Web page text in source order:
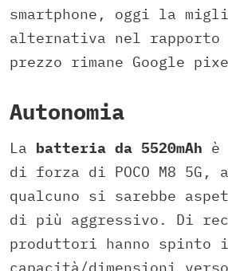
smartphone, oggi la
alternativa nel rapporto
prezzo rimane Google
Autonomia
La batteria da 5520mAh è
di forza di POCO M8 5G,
qualcuno si sarebbe
di più aggressivo. Di
produttori hanno spinto